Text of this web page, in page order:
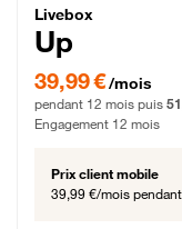
Livebox Up
Livebox
Up
39,99 € par mois
39,99 €/mois
pendant 12 mois puis
Engagement 12 mois
Prix client mobile
39,99 €/mois